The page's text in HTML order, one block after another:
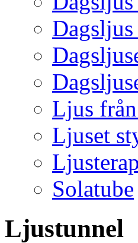
Ljus
Ljuset
Solatube
Ljustunnel